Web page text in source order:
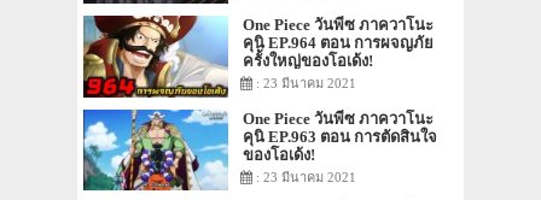
One Piece วันพีซ ภาควาโนะ
คุนิ EP.964 ตอน การผจญภัย
ครั้งใหญ่ของโอเด้ง!
: 23 มีนาคม 2021
One Piece วันพีซ ภาควาโนะ
คุนิ EP.963 ตอน การตัดสินใจ
ของโอเด้ง!
: 23 มีนาคม 2021